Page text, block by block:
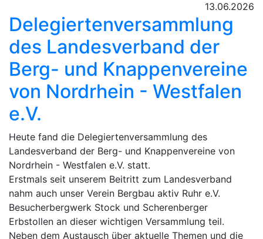
13.06.2026
Delegiertenversammlung
des Landesverband der
Berg- und Knappenvereine
von Nordrhein - Westfalen
e.V.
Heute fand die Delegiertenversammlung des
Landesverband der Berg- und Knappenvereine von
Nordrhein - Westfalen e.V. statt.
Erstmals seit unserem Beitritt zum Landesverband
nahm auch unser Verein Bergbau aktiv Ruhr e.V.
Besucherbergwerk Stock und Scherenberger
Erbstollen an dieser wichtigen Versammlung teil.
Neben dem Austausch über aktuelle Themen und die